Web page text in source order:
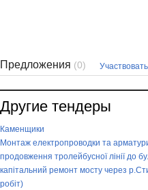
Предложения (0) Участвовать
Другие тендеры
Каменщики
Монтаж електропроводки та
продовження тролейбусної лінії до
капітальний ремонт мосту через
робіт)